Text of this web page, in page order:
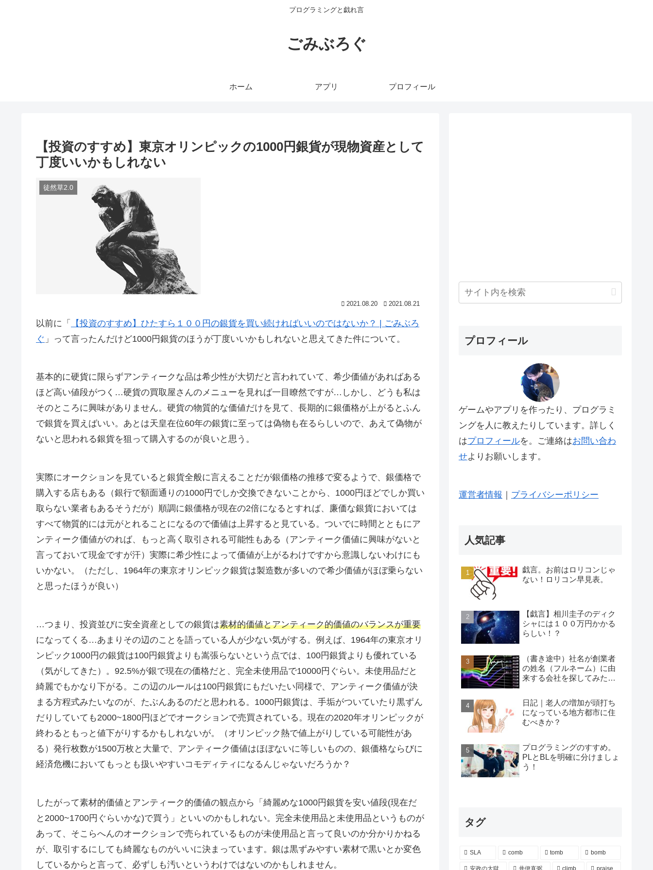
プログラミングと戯れ言
ごみぶろぐ
ホーム アプリ プロフィール
【投資のすすめ】東京オリンピックの1000円銀貨が現物資産として
丁度いいかもしれない
徒然草2.0
2021.08.20 2021.08.21
以前に「
【投資のすすめ】ひたすら１００円の銀貨を買い続ければいいのではないか？ | ごみぶろ
ぐ 」って言ったんだけど1000円銀貨のほうが丁度いいかもしれないと思えてきた件について。
基本的に硬貨に限らずアンティークな品は希少性が大切だと言われていて、希少価値があればある
ほど高い値段がつく…硬貨の買取屋さんのメニューを見れば一目瞭然ですが…しかし、どうも私は
そのところに興味がありません。硬貨の物質的な価値だけを見て、長期的に銀価格が上がるとふん
で銀貨を買えばいい。あとは天皇在位60年の銀貨に至っては偽物も在るらしいので、あえて偽物が
ないと思われる銀貨を狙って購入するのが良いと思う。
実際にオークションを見ていると銀貨全般に言えることだが銀価格の推移で変るようで、銀価格で
購入する店もある（銀行で額面通りの1000円でしか交換できないことから、1000円ほどでしか買い
取らない業者もあるそうだが）順調に銀価格が現在の2倍になるとすれば、廉価な銀貨においては
すべて物質的には元がとれることになるので価値は上昇すると見ている。ついでに時間とともにア
ンティーク価値がのれば、もっと高く取引される可能性もある（アンティーク価値に興味がないと
言っておいて現金ですが汗）実際に希少性によって価値が上がるわけですから意識しないわけにも
いかない。（ただし、1964年の東京オリンピック銀貨は製造数が多いので希少価値がほぼ乗らない
と思ったほうが良い）
…つまり、投資並びに安全資産としての銀貨は素材的価値とアンティーク的価値のバランスが重要
になってくる…あまりその辺のことを語っている人が少ない気がする。例えば、1964年の東京オリ
ンピック1000円の銀貨は100円銀貨よりも嵩張らないという点では、100円銀貨よりも優れている
（気がしてきた）。92.5%が銀で現在の価格だと、完全未使用品で10000円ぐらい。未使用品だと
綺麗でもかなり下がる。この辺のルールは100円銀貨にもだいたい同様で、アンティーク価値が決
まる方程式みたいなのが、たぶんあるのだと思われる。1000円銀貨は、手垢がついていたり黒ずん
だりしていても2000~1800円ほどでオークションで売買されている。現在の2020年オリンピックが
終わるともっと値下がりするかもしれないが。（オリンピック熱で値上がりしている可能性があ
る）発行枚数が1500万枚と大量で、アンティーク価値はほぼないに等しいものの、銀価格ならびに
経済危機においてもっとも扱いやすいコモディティになるんじゃないだろうか？
したがって素材的価値とアンティーク的価値の観点から「綺麗めな1000円銀貨を安い値段(現在だ
と2000~1700円ぐらいかな)で買う」といいのかもしれない。完全未使用品と未使用品というものが
あって、そこらへんのオークションで売られているものが未使用品と言って良いのか分かりかねる
が、取引するにしても綺麗なものがいいに決まっています。銀は黒ずみやすい素材で黒いとか変色
しているからと言って、必ずしも汚いというわけではないのかもしれません。
プロフィール
ゲームやアプリを作ったり、プログラミ
ングを人に教えたりしています。詳しく
はプロフィールを。ご連絡はお問い合わ
せよりお願いします。
運営者情報 プライバシーポリシー
人気記事
戯言。お前はロリコンじゃ
ない！ロリコン早見表。
【戯言】相川圭子のディク
シャには１００万円かかる
らしい！？
（書き途中）社名が創業者
の姓名（フルネーム）に由
来する会社を探してみた…
日記｜老人の増加が頭打ち
になっている地方都市に住
むべきか？
プログラミングのすすめ。
PLとBLを明確に分けましょ
う！
タグ
SLA comb tomb bomb
安政の大獄 井伊直弼 climb praise